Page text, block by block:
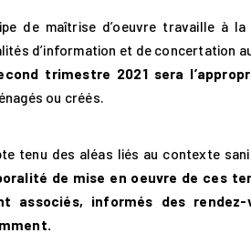
de maîtrise d’oeuvre travaille à
d’information et de concertation
trimestre 2021 sera
ou créés.
tenu des aléas liés au contexte
de mise en oeuvre de ces
associés, informés des